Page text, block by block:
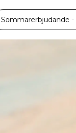
Sommarerbjudande